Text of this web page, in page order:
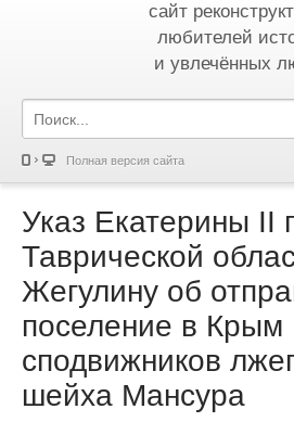
сайт
любителей
и увлечённых
Полная версия сайта
Указ Екатерины II
Таврической
Жегулину об
поселение в Крым
сподвижников
шейха Мансура